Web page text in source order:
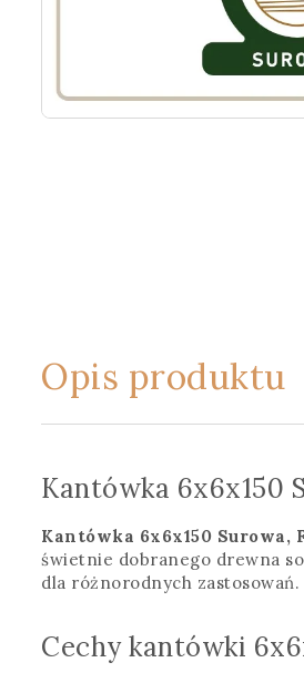
Opis produktu
Kantówka 6x6x150
Kantówka 6x6x150 Surowa,
świetnie dobranego drewna
dla różnorodnych zastosowań.
Cechy kantówki